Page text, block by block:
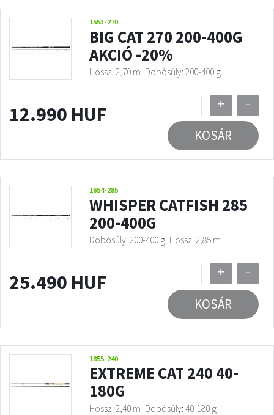
1553-270
BIG CAT 270 200-400G
AKCIÓ -20%
Hossz: 2,70 m Dobósúly: 200-400 g
12.990 HUF +
-
KOSÁR
1654-285
WHISPER CATFISH 285
200-400G
Dobósúly: 200-400 g Hossz: 2,85 m
25.490 HUF +
-
KOSÁR
1855-240
EXTREME CAT 240 40-
180G
Hossz: 2,40 m Dobósúly: 40-180 g